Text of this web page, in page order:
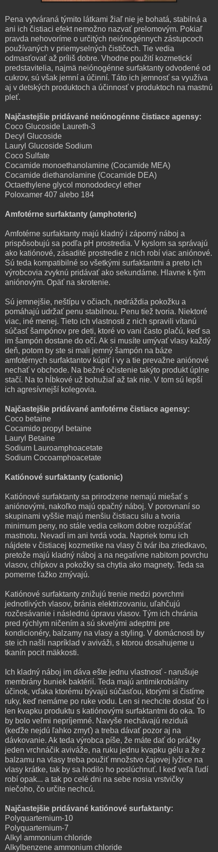
Pena vytváraná týmito látkami žiaľ nie je bohatá, stabilná a
ani ich čistiaci efekt nemožno nazvať prelomovým. Pokiaľ
pravda nehovoríme o určitých neiónogénnych zástupcoch
používaných v priemyselných čističoch. Tie vedia
odmasťovať až príliš dobre. Vhodne použití kozmetickí
predstavitelia, najmä neiónogénne surfaktanty odvodené od
cukrov, sú však jemní a účinní. Táto ich jemnosť sa využíva
aj v detských produktoch a účinnosť v produktoch na mastnú
pleť.
Najčastejšie pridávané neiónogénne čistiace agensy:
Coco Glucoside ‌Laureth-3
‌Decyl Glucoside ‌
Lauryl Glucoside ‌Sodium
Coco Sulfate
Cocamide monoethanolamine (Cocamide MEA)
Cocamide diethanolamine (Cocamide DEA) ‌
Octaethylene glycol monododecyl ether
Poloxamer 407 alebo 184
Amfotérne surfaktanty (amphoteric)
Amfotérne surfaktanty majú kladný i záporný náboj a
prispôsobujú sa podľa pH prostredia. V kyslom sa správajú
ako katiónové, zásadité prostredie z nich robí viac aniónové.
Sú teda kompatibilné so všetkými surfaktantmi a preto ich
výrobcovia zvyknú pridávať ako sekundárne. Hlavne k tým
aniónovým. Opäť na skrotenie.
Sú jemnejšie, neštípu v očiach, nedráždia pokožku a
pomáhajú udržať penu stabilnou. Penu tiež tvoria. Niektoré
viac, iné menej. Tieto ich vlastnosti z nich spravili vítanú
súčasť šampónov pre deti, ktoré vo vani často plačú, keď sa
im šampón dostane do očí. Ak si musíte umývať vlasy každý
deň, potom by ste si mali jemný šampón na báze
amfotérnych surfaktantov kúpiť i vy a tie prevažne aniónové
nechať v obchode. Na bežné očistenie takýto produkt úplne
stačí. Na to hĺbkové už bohužiaľ až tak nie. V tom sú lepší
ich agresívnejší kolegovia.
Najčastejšie pridávané amfotérne čistiace agensy:
‌Coco betaine
‌Cocamido propyl betaine
Lauryl Betaine
Sodium Lauroamphoacetate
Sodium Cocoamphoacetate
Katiónové surfaktanty (cationic)
Katiónové surfaktanty sa prirodzene nemajú miešať s
aniónovými, nakoľko majú opačný náboj. V porovnaní so
skupinami vyššie majú menšiu čistiacu silu a tvoria
minimum peny, no stále vedia celkom dobre rozpúšťať
mastnotu. Nevadí im ani tvrdá voda. Napriek tomu ich
nájdete v čistiacej kozmetike na vlasy či tvár iba zriedkavo,
pretože majú kladný náboj a na negatívne nabitom povrchu
vlasov, chĺpkov a pokožky sa chytia ako magnety. Teda sa
pomerne ťažko zmývajú.
Katiónové surfaktanty znižujú trenie medzi povrchmi
jednotlivých vlasov, bránia elektrizovaniu, uľahčujú
rozčesávanie i následnú úpravu vlasov. Tým ich chránia
pred rýchlym ničením a sú skvelými adeptmi pre
kondicionéry, balzamy na vlasy a styling. V domácnosti by
ste ich našli napríklad v aviváži, s ktorou dosahujeme u
tkanín pocit mäkkosti.
Ich kladný náboj im dáva ešte jednu vlastnosť - narušuje
membrány buniek baktérií. Teda majú antimikrobiálny
účinok, vďaka ktorému bývajú súčasťou, ktorými si čistíme
ruky, keď nemáme po ruke vodu. Len si nechcite dostať čo i
len kvapku produktu s katiónovými surfaktantmi do oka. To
by bolo veľmi nepríjemné. Navyše nechávajú reziduá
(keďže nejdú ľahko zmyť) a treba dávať pozor aj na
dávkovanie. Ak teda výrobca píše, že máte dať do práčky
jeden vrchnáčik aviváže, na ruku jednu kvapku gélu a že z
balzamu na vlasy treba použiť množstvo čajovej lyžice na
vlasy krátke, tak by sa hodilo ho poslúchnuť. I keď veľa ľudí
robí opak... a tak po celé dni na sebe nosia vrstvičky
niečoho, čo určite nechcú.
Najčastejšie pridávané katiónové surfaktanty:
Polyquarternium-10
Polyquarternium-7
Alkyl ammonium chloride
Alkylbenzene ammonium chloride